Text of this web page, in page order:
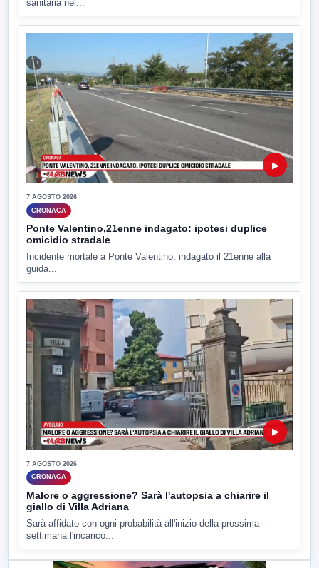
sanitaria nel...
▶
7 AGOSTO 2026
CRONACA
Ponte Valentino,21enne indagato: ipotesi duplice
omicidio stradale
Incidente mortale a Ponte Valentino, indagato il 21enne alla
guida...
▶
7 AGOSTO 2026
CRONACA
Malore o aggressione? Sarà l'autopsia a chiarire il
giallo di Villa Adriana
Sarà affidato con ogni probabilità all'inizio della prossima
settimana l'incarico...